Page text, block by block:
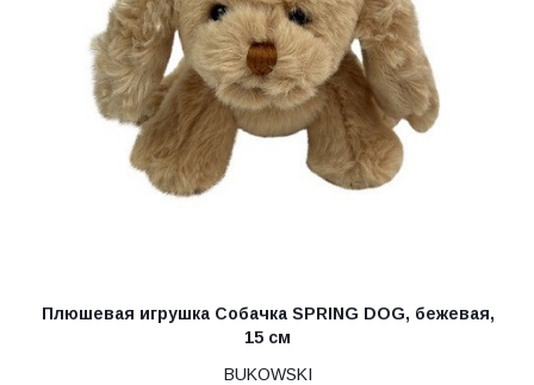
Плюшевая игрушка Собачка SPRING DOG, бежевая,
15 см
BUKOWSKI